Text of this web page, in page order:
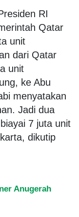
RI
Qatar
unit
dari Qatar
unit
ke Abu
menyatakan
Jadi dua
7 juta unit
dikutip
Anugerah